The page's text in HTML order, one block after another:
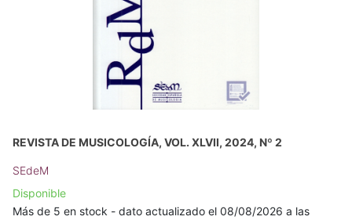
REVISTA DE MUSICOLOGÍA, VOL. XLVII, 2024, Nº 2
SEdeM
Disponible
Más de 5 en stock - dato actualizado el 08/08/2026 a las